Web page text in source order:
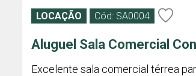
LOCAÇÃO Cód: SA0004
Aluguel Sala Comercial
Excelente sala comercial térrea